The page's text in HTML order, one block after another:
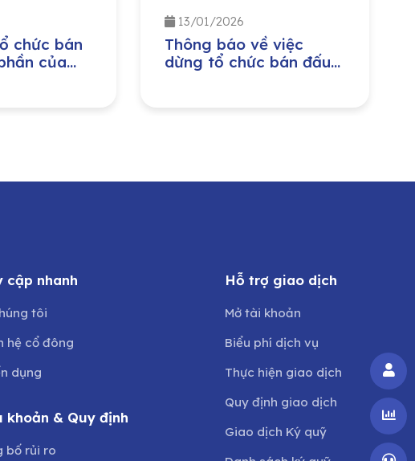
chức bán
của
13/01/2026
Thông báo về việc
dừng tổ chức bán đấu
cập nhanh
tôi
hệ cổ đông
dụng
khoản & Quy định
bố rủi ro
Hỗ trợ giao dịch
Mở tài khoản
Biểu phí dịch vụ
Thực hiện giao dịch
Quy định giao dịch
Giao dịch Ký quỹ